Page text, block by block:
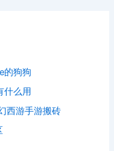
的狗狗
什么用
西游手游搬砖